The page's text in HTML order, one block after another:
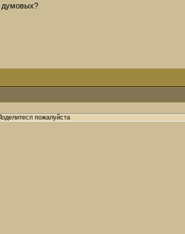
думовых?
пожалуйста